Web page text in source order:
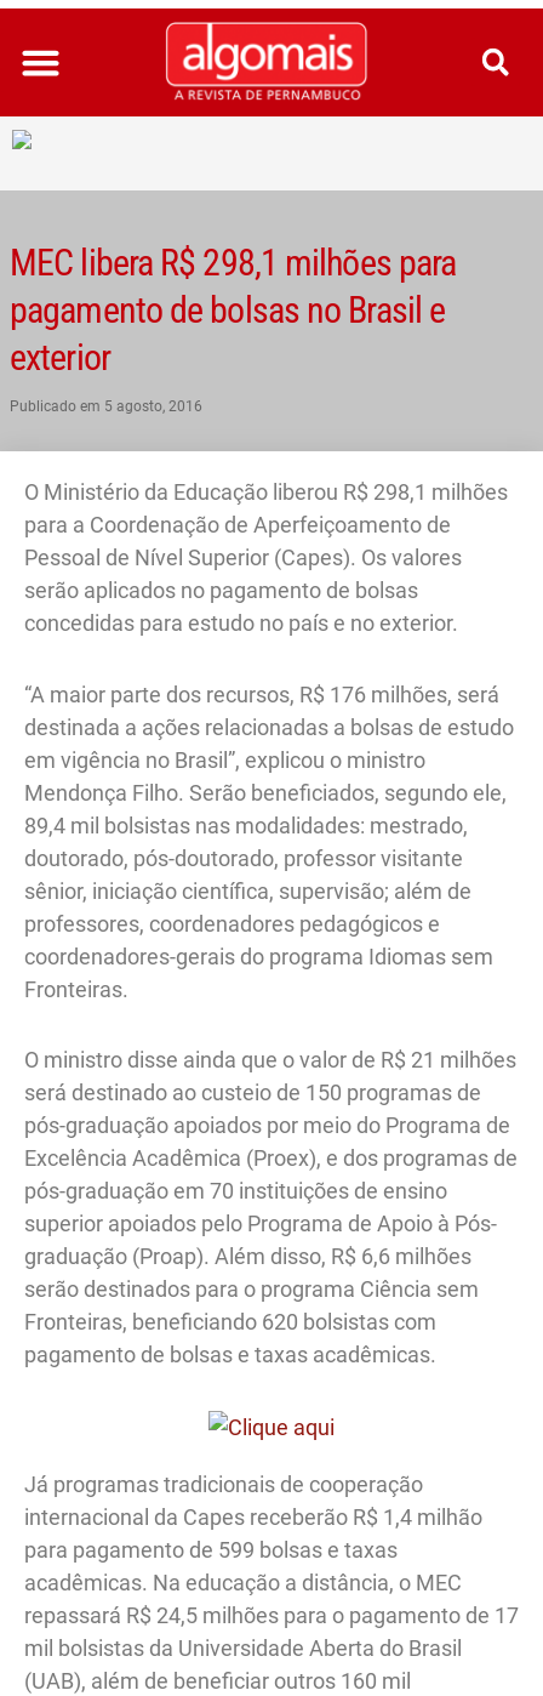
Ir
para
conteúdo
MEC libera R$ 298,1 milhões para
pagamento de bolsas no Brasil e
exterior
Publicado em 5 agosto, 2016
O Ministério da Educação liberou R$ 298,1 milhões
para a Coordenação de Aperfeiçoamento de
Pessoal de Nível Superior (Capes). Os valores
serão aplicados no pagamento de bolsas
concedidas para estudo no país e no exterior.
“A maior parte dos recursos, R$ 176 milhões, será
destinada a ações relacionadas a bolsas de estudo
em vigência no Brasil”, explicou o ministro
Mendonça Filho. Serão beneficiados, segundo ele,
89,4 mil bolsistas nas modalidades: mestrado,
doutorado, pós-doutorado, professor visitante
sênior, iniciação científica, supervisão; além de
professores, coordenadores pedagógicos e
coordenadores-gerais do programa Idiomas sem
Fronteiras.
O ministro disse ainda que o valor de R$ 21 milhões
será destinado ao custeio de 150 programas de
pós-graduação apoiados por meio do Programa de
Excelência Acadêmica (Proex), e dos programas de
pós-graduação em 70 instituições de ensino
superior apoiados pelo Programa de Apoio à Pós-
graduação (Proap). Além disso, R$ 6,6 milhões
serão destinados para o programa Ciência sem
Fronteiras, beneficiando 620 bolsistas com
pagamento de bolsas e taxas acadêmicas.
Já programas tradicionais de cooperação
internacional da Capes receberão R$ 1,4 milhão
para pagamento de 599 bolsas e taxas
acadêmicas. Na educação a distância, o MEC
repassará R$ 24,5 milhões para o pagamento de 17
mil bolsistas da Universidade Aberta do Brasil
(UAB), além de beneficiar outros 160 mil